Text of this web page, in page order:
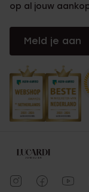
op al jouw
Meld je aan